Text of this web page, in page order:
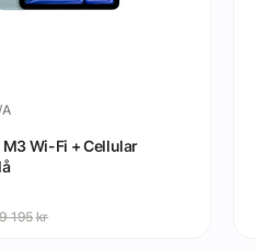
M3 Wi-Fi + Cellular
9 195kr